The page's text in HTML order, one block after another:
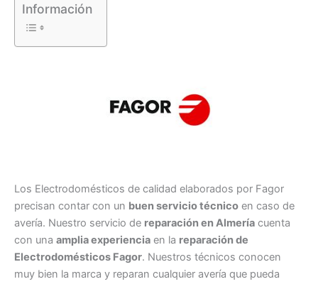
Información
Los Electrodomésticos de calidad elaborados por Fagor
precisan contar con un buen servicio técnico en caso de
avería. Nuestro servicio de reparación en Almería cuenta
con una amplia experiencia en la reparación de
Electrodomésticos Fagor. Nuestros técnicos conocen
muy bien la marca y reparan cualquier avería que pueda